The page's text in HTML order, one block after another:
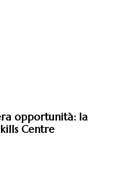
opportunità: la
Centre